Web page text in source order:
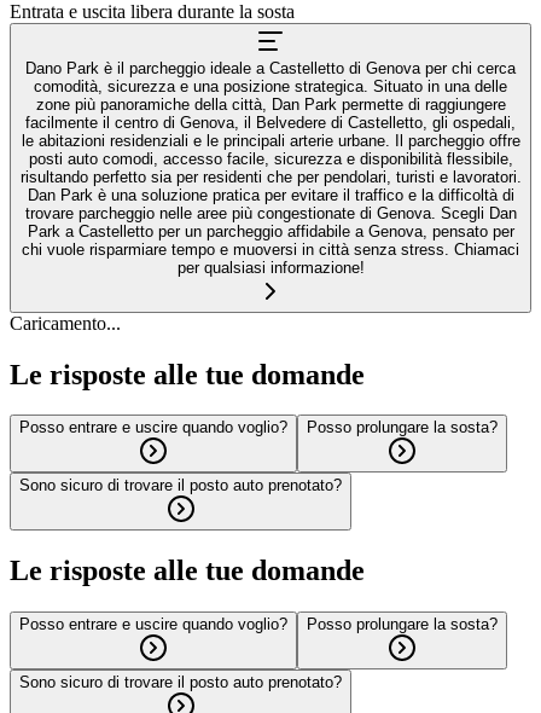
Entrata e uscita libera durante la sosta
Dano Park è il parcheggio ideale a Castelletto di Genova per chi cerca
comodità, sicurezza e una posizione strategica. Situato in una delle
zone più panoramiche della città, Dan Park permette di raggiungere
facilmente il centro di Genova, il Belvedere di Castelletto, gli ospedali,
le abitazioni residenziali e le principali arterie urbane. Il parcheggio offre
posti auto comodi, accesso facile, sicurezza e disponibilità flessibile,
risultando perfetto sia per residenti che per pendolari, turisti e lavoratori.
Dan Park è una soluzione pratica per evitare il traffico e la difficoltà di
trovare parcheggio nelle aree più congestionate di Genova. Scegli Dan
Park a Castelletto per un parcheggio affidabile a Genova, pensato per
chi vuole risparmiare tempo e muoversi in città senza stress. Chiamaci
per qualsiasi informazione!
Caricamento...
Le risposte alle tue domande
Posso entrare e uscire quando voglio? Posso prolungare la sosta?
Sono sicuro di trovare il posto auto prenotato?
Le risposte alle tue domande
Posso entrare e uscire quando voglio? Posso prolungare la sosta?
Sono sicuro di trovare il posto auto prenotato?